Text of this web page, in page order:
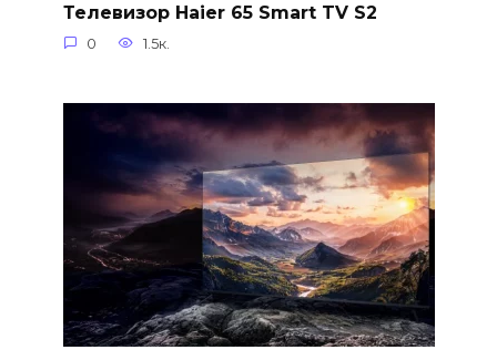
Телевизор Haier 65 Smart TV S2
0 1.5к.